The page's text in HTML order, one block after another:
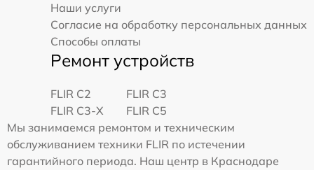
Наши услуги
Согласие на обработку персональных данных
Способы оплаты
Ремонт устройств
FLIR C2
FLIR С3
FLIR С3-Х
FLIR С5
Мы занимаемся ремонтом и техническим
обслуживанием техники FLIR по истечении
гарантийного периода. Наш центр в Краснодаре